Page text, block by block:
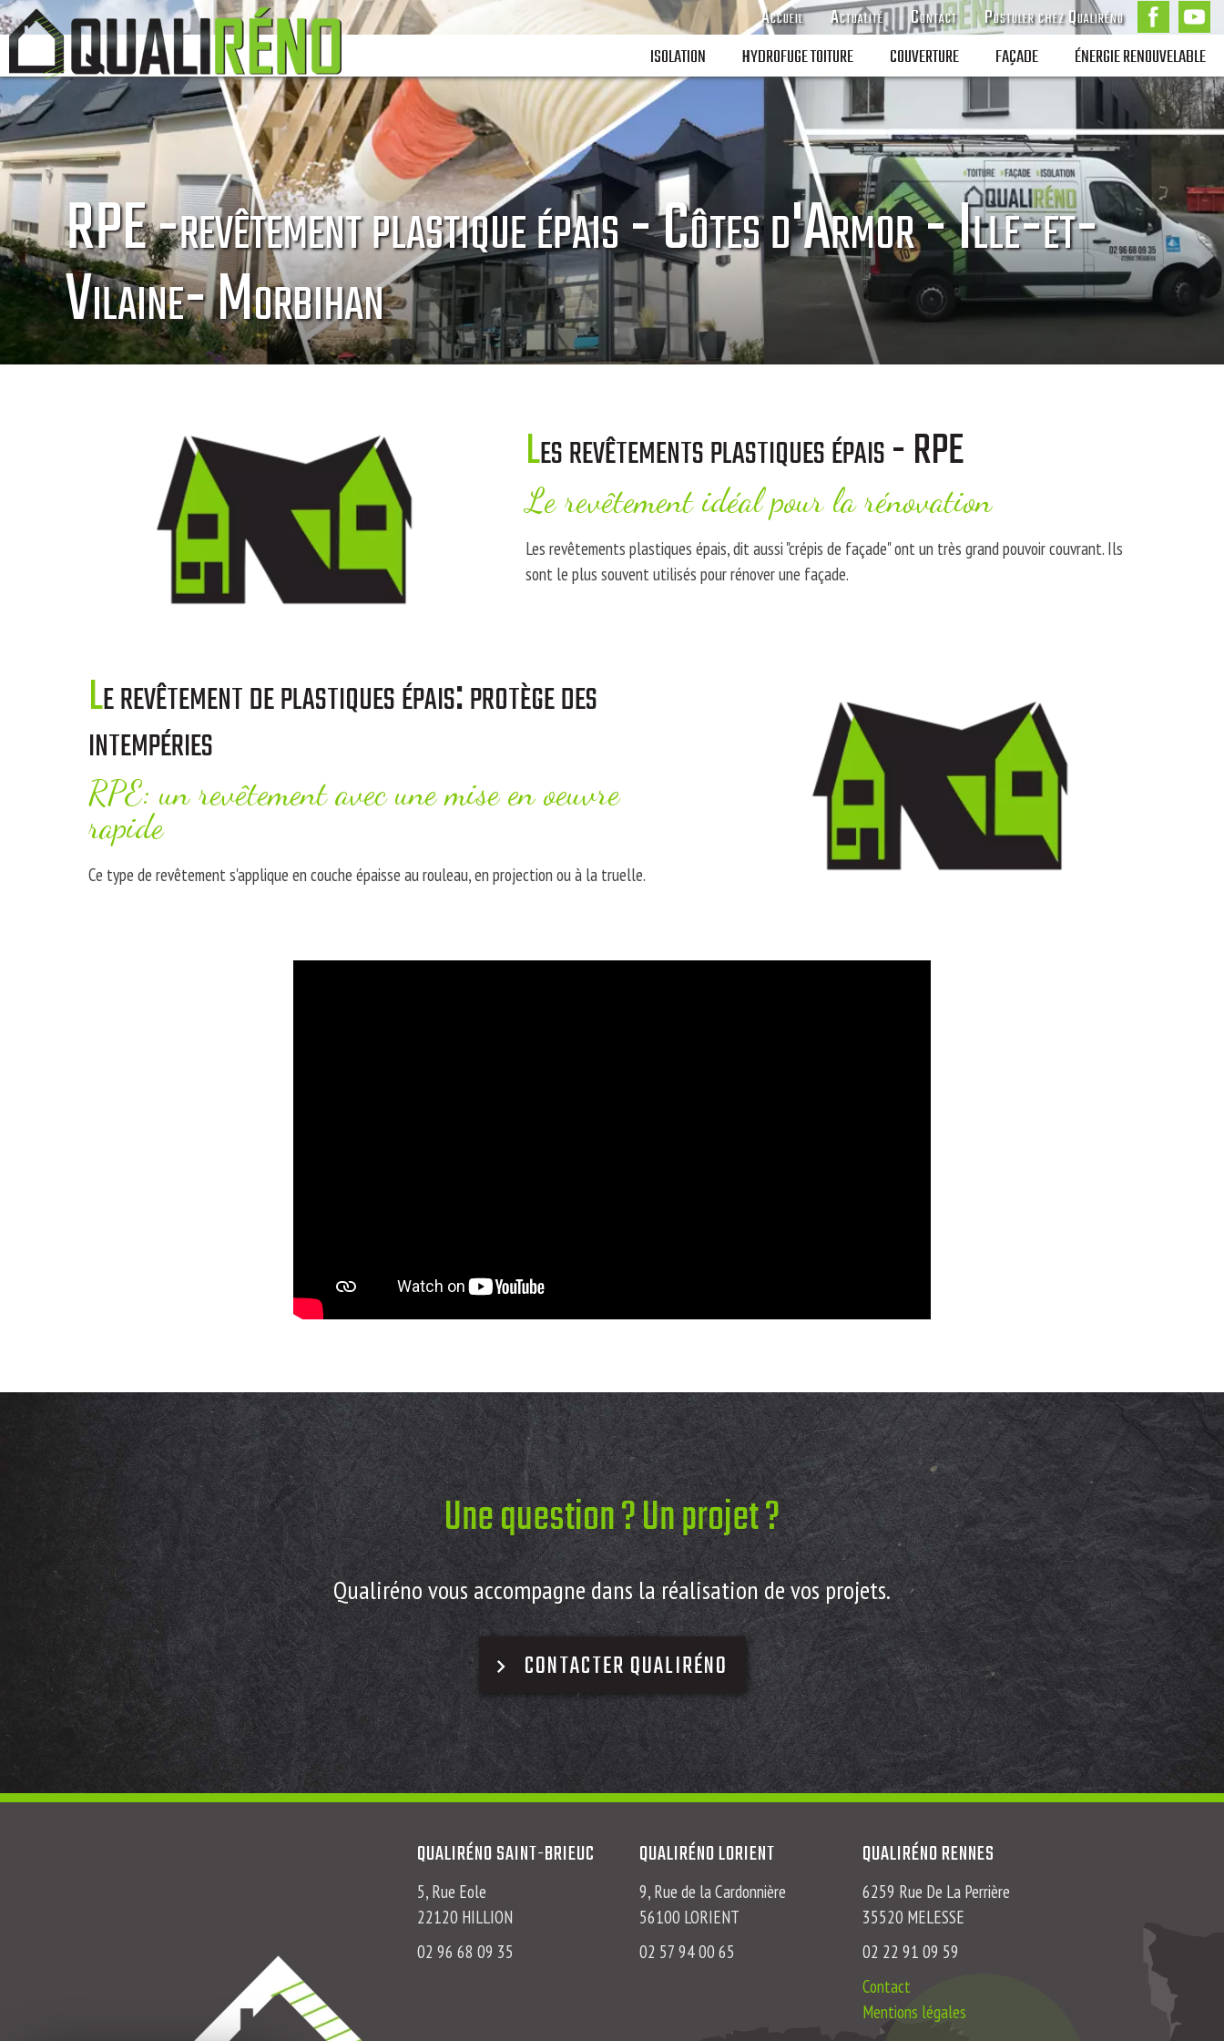
Accueil Actualité Contact Postuler chez Qualiréno
ISOLATION HYDROFUGE TOITURE COUVERTURE FAÇADE ÉNERGIE RENOUVELABLE
RPE -revêtement plastique épais - Côtes d'Armor - Ille-et-
Vilaine- Morbihan
Les revêtements plastiques épais - RPE
Le revêtement idéal pour la rénovation
Les revêtements plastiques épais, dit aussi "crépis de façade" ont un très grand pouvoir couvrant. Ils
sont le plus souvent utilisés pour rénover une façade.
Le revêtement de plastiques épais: protège des
intempéries
RPE: un revêtement avec une mise en oeuvre
rapide
Ce type de revêtement s'applique en couche épaisse au rouleau, en projection ou à la truelle.
Une question ? Un projet ?
Qualiréno vous accompagne dans la réalisation de vos projets.
CONTACTER QUALIRÉNO
QUALIRÉNO SAINT-BRIEUC
5, Rue Eole
22120 HILLION
02 96 68 09 35
QUALIRÉNO LORIENT
9, Rue de la Cardonnière
56100 LORIENT
02 57 94 00 65
QUALIRÉNO RENNES
6259 Rue De La Perrière
35520 MELESSE
02 22 91 09 59
Contact
Mentions légales